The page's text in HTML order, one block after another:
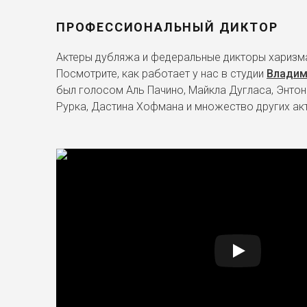
ПРОФЕССИОНАЛЬНЫЙ ДИКТОР
Актеры дубляжа и федеральные дикторы
Посмотрите, как работает у нас в студии
был голосом Аль Пачино, Майкла Дугласа,
Рурка, Дастина Хофмана и множество других